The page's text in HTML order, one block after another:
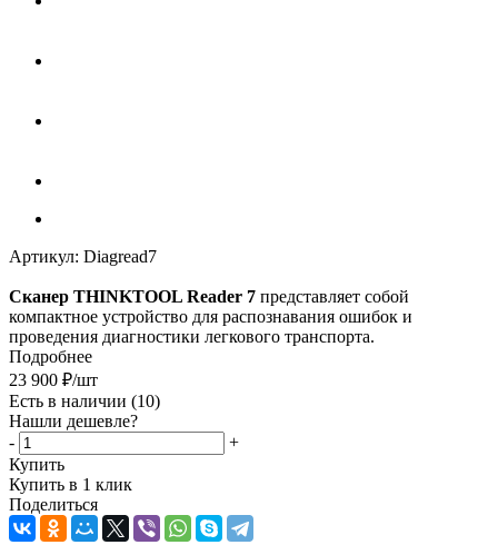
Артикул: Diagread7
Сканер THINKTOOL Reader 7 представляет собой
компактное устройство для распознавания ошибок и
проведения диагностики легкового транспорта.
Подробнее
23 900 ₽/шт
Есть в наличии (10)
Нашли дешевле?
-
+
Купить
Купить в 1 клик
Поделиться